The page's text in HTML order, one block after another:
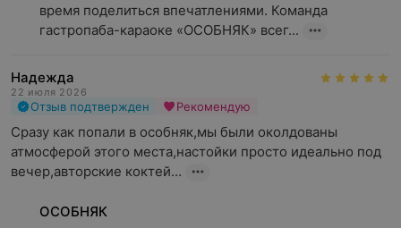
время поделиться впечатлениями. Команда
гастропаба-караоке «ОСОБНЯК» всег...
Надежда
22 июля 2026
Отзыв подтвержден Рекомендую
Сразу как попали в особняк,мы были околдованы
атмосферой этого места,настойки просто идеально под
вечер,авторские коктей...
ОСОБНЯК